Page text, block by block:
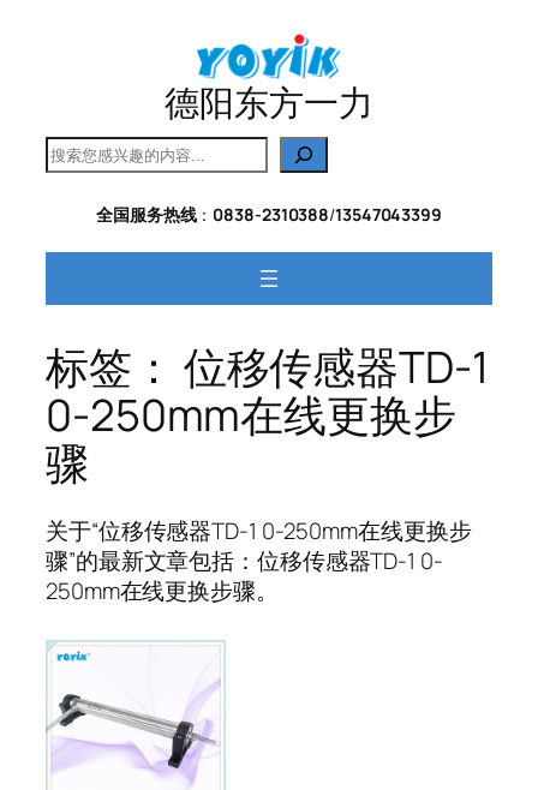
德阳东方一力
搜
索
全国服务热线： 0838-2310388/13547043399
标签： 位移传感器TD-1
0-250mm在线更换步
骤
关于“位移传感器TD-1 0-250mm在线更换步
骤”的最新文章包括：位移传感器TD-1 0-
250mm在线更换步骤。